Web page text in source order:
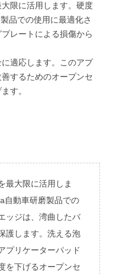
限に活用します。硬度
品での使用に最適化さ
レートによる損傷から
適応します。このアプ
するためのオープンセ
す。
最大限に活用しま
自動車研磨製品での
ッジは、湾曲したバ
護します。洗える泡
プリケーターパッド
を下げるオープンセ